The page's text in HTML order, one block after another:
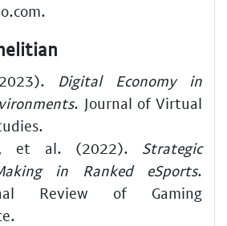
Digital Economy in
. Journal of Virtual
et al. (2022). Strategic
in Ranked eSports.
Review of Gaming